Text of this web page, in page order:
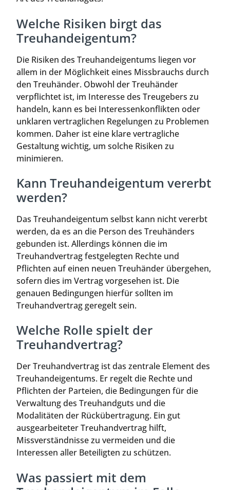
Welche Risiken birgt das
Treuhandeigentum?
Die Risiken des Treuhandeigentums liegen vor
allem in der Möglichkeit eines Missbrauchs durch
den Treuhänder. Obwohl der Treuhänder
verpflichtet ist, im Interesse des Treugebers zu
handeln, kann es bei Interessenkonflikten oder
unklaren vertraglichen Regelungen zu Problemen
kommen. Daher ist eine klare vertragliche
Gestaltung wichtig, um solche Risiken zu
minimieren.
Kann Treuhandeigentum vererbt
werden?
Das Treuhandeigentum selbst kann nicht vererbt
werden, da es an die Person des Treuhänders
gebunden ist. Allerdings können die im
Treuhandvertrag festgelegten Rechte und
Pflichten auf einen neuen Treuhänder übergehen,
sofern dies im Vertrag vorgesehen ist. Die
genauen Bedingungen hierfür sollten im
Treuhandvertrag geregelt sein.
Welche Rolle spielt der
Treuhandvertrag?
Der Treuhandvertrag ist das zentrale Element des
Treuhandeigentums. Er regelt die Rechte und
Pflichten der Parteien, die Bedingungen für die
Verwaltung des Treuhandguts und die
Modalitäten der Rückübertragung. Ein gut
ausgearbeiteter Treuhandvertrag hilft,
Missverständnisse zu vermeiden und die
Interessen aller Beteiligten zu schützen.
Was passiert mit dem